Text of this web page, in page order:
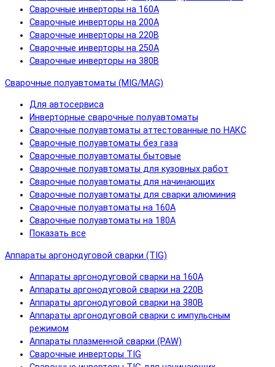
Сварочные инверторы на 160А
Сварочные инверторы на 200А
Сварочные инверторы на 220В
Сварочные инверторы на 250А
Сварочные инверторы на 380В
Сварочные полуавтоматы (MIG/MAG)
Для автосервиса
Инверторные сварочные полуавтоматы
Сварочные полуавтоматы аттестованные по НАКС
Сварочные полуавтоматы без газа
Сварочные полуавтоматы бытовые
Сварочные полуавтоматы для кузовных работ
Сварочные полуавтоматы для начинающих
Сварочные полуавтоматы для сварки алюминия
Сварочные полуавтоматы на 160А
Сварочные полуавтоматы на 180А
Показать все
Аппараты аргонодуговой сварки (TIG)
Аппараты аргонодуговой сварки на 160А
Аппараты аргонодуговой сварки на 220В
Аппараты аргонодуговой сварки на 380В
Аппараты аргонодуговой сварки с импульсным
режимом
Аппараты плазменной сварки (PAW)
Сварочные инверторы TIG